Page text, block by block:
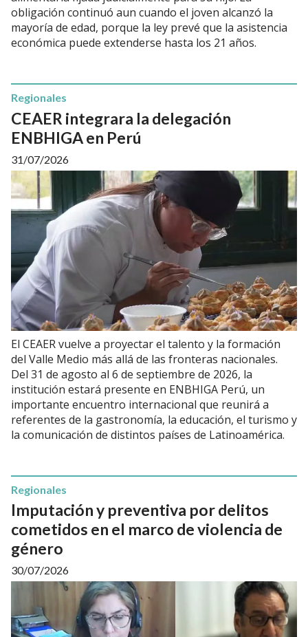
obligación continuó aun cuando el joven alcanzó la
mayoría de edad, porque la ley prevé que la asistencia
económica puede extenderse hasta los 21 años.
CEAER integrara la delegación
ENBHIGA en Perú
Regionales
31/07/2026
El CEAER vuelve a proyectar el talento y la formación
del Valle Medio más allá de las fronteras nacionales.
Del 31 de agosto al 6 de septiembre de 2026, la
institución estará presente en ENBHIGA Perú, un
importante encuentro internacional que reunirá a
referentes de la gastronomía, la educación, el turismo y
la comunicación de distintos países de Latinoamérica.
Imputación y preventiva por delitos
cometidos en el marco de violencia de
género
Regionales
30/07/2026